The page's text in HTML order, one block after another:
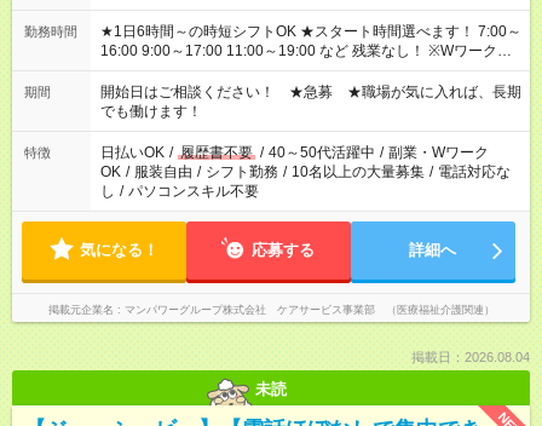
勤務時間
★1日6時間～の時短シフトOK ★スタート時間選べます！ 7:00～
16:00 9:00～17:00 11:00～19:00 など 残業なし！ ※Wワークの
場合、他のお仕事と合わせ週40時間超の就業はご案内できませ
ん ※法令に基づき、週20時間以上勤務は社会保険への加入対象
となります ※労働者派遣法（日雇い派遣の原則禁止）により、
短時間・短期間の就業はご案内が難しい場合があります
期間
開始日はご相談ください！ ★急募 ★職場が気に入れば、長期
でも働けます！
特徴 日払いOK / 履歴書不要 / 40～50代活躍中 / 副業・Wワーク
OK / 服装自由 / シフト勤務 / 10名以上の大量募集 / 電話対応な
し / パソコンスキル不要
気になる！ 応募する 詳細へ
掲載元企業名 マンパワーグループ株式会社 ケアサービス事業部 （医療福祉介護関連）
掲載日：2026.08.04
未読